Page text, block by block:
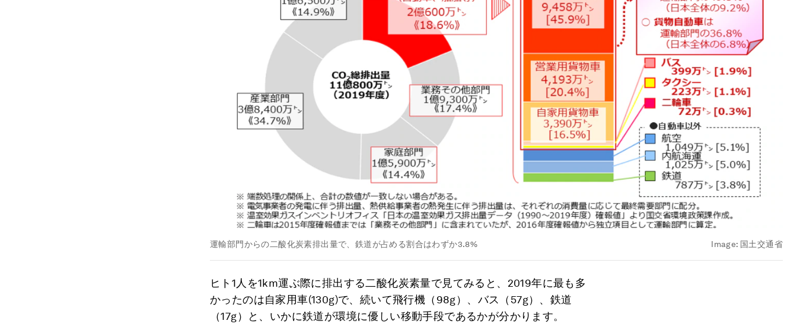
運輸部門からの二酸化炭素排出量で、鉄道が占める割合はわずか3.8% Image: 国土交通省
ヒト1人を1km運ぶ際に排出する二酸化炭素量で見てみると、2019年に最も多
かったのは自家用車(130g)で、続いて飛行機（98g）、バス（57g）、鉄道
（17g）と、いかに鉄道が環境に優しい移動手段であるかが分かります。